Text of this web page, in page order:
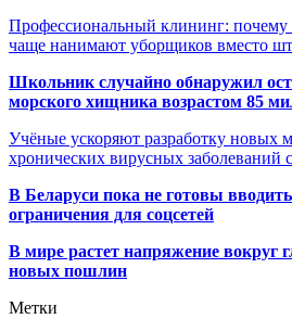
Профессиональный клининг: почему
чаще нанимают уборщиков вместо
Школьник случайно обнаружил
морского хищника возрастом 85
Учёные ускоряют разработку новых
хронических вирусных
В Беларуси пока не готовы
ограничения для соцсетей
В мире растет напряжение вокруг
новых пошлин
Метки